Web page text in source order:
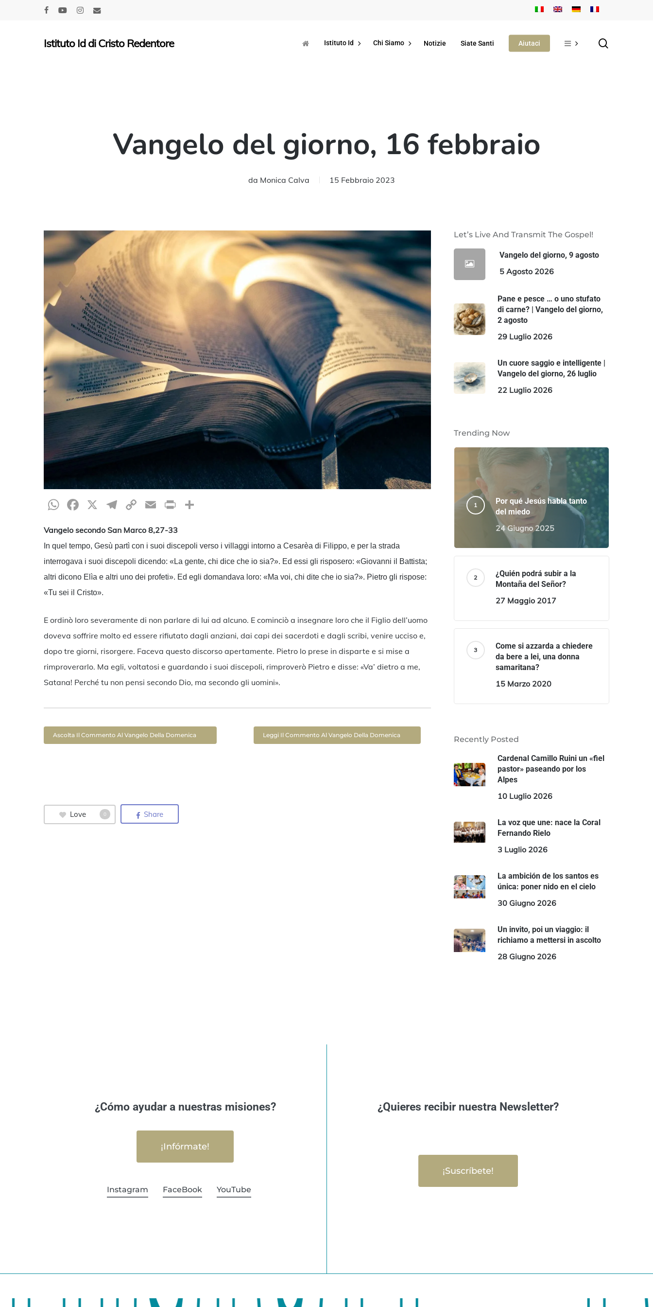
Hit enter to search or ESC to close
Istituto Id di Cristo Redentore Istituto Id Chi Siamo Notizie Siate Santi Aiutaci
Vangelo del giorno, 16 febbraio
da Monica Calva 15 Febbraio 2023
WhatsApp
Facebook
X Telegram
CopyEmailPrint
Vangelo secondo San Marco 8,27-33
In quel tempo, Gesù partì con i suoi discepoli verso i villaggi intorno a Cesarèa di Filippo, e per la strada
interrogava i suoi discepoli dicendo: «La gente, chi dice che io sia?». Ed essi gli risposero: «Giovanni il Battista;
altri dicono Elìa e altri uno dei profeti». Ed egli domandava loro: «Ma voi, chi dite che io sia?». Pietro gli rispose:
«Tu sei il Cristo».
E ordinò loro severamente di non parlare di lui ad alcuno. E cominciò a insegnare loro che il Figlio dell’uomo
doveva soffrire molto ed essere rifiutato dagli anziani, dai capi dei sacerdoti e dagli scribi, venire ucciso e,
dopo tre giorni, risorgere. Faceva questo discorso apertamente. Pietro lo prese in disparte e si mise a
rimproverarlo. Ma egli, voltatosi e guardando i suoi discepoli, rimproverò Pietro e disse: «Va’ dietro a me,
Satana! Perché tu non pensi secondo Dio, ma secondo gli uomini».
Ascolta Il Commento Al Vangelo Della Domenica Leggi Il Commento Al Vangelo Della Domenica
Love 0 Share
Let’s Live And Transmit The Gospel!
Vangelo del giorno, 9 agosto
5 Agosto 2026
Pane e pesce … o uno stufato
di carne? | Vangelo del giorno,
2 agosto
29 Luglio 2026
Un cuore saggio e intelligente |
Vangelo del giorno, 26 luglio
22 Luglio 2026
Trending Now
Por qué Jesús habla tanto
del miedo
24 Giugno 2025
¿Quién podrá subir a la
Montaña del Señor?
27 Maggio 2017
Come si azzarda a chiedere
da bere a lei, una donna
samaritana?
15 Marzo 2020
Recently Posted
Cardenal Camillo Ruini un «fiel
pastor» paseando por los
Alpes
10 Luglio 2026
La voz que une: nace la Coral
Fernando Rielo
3 Luglio 2026
La ambición de los santos es
única: poner nido en el cielo
30 Giugno 2026
Un invito, poi un viaggio: il
richiamo a mettersi in ascolto
28 Giugno 2026
¿Cómo ayudar a nuestras misiones?
¡Infórmate!
Instagram FaceBook YouTube
¿Quieres recibir nuestra Newsletter?
¡Suscríbete!